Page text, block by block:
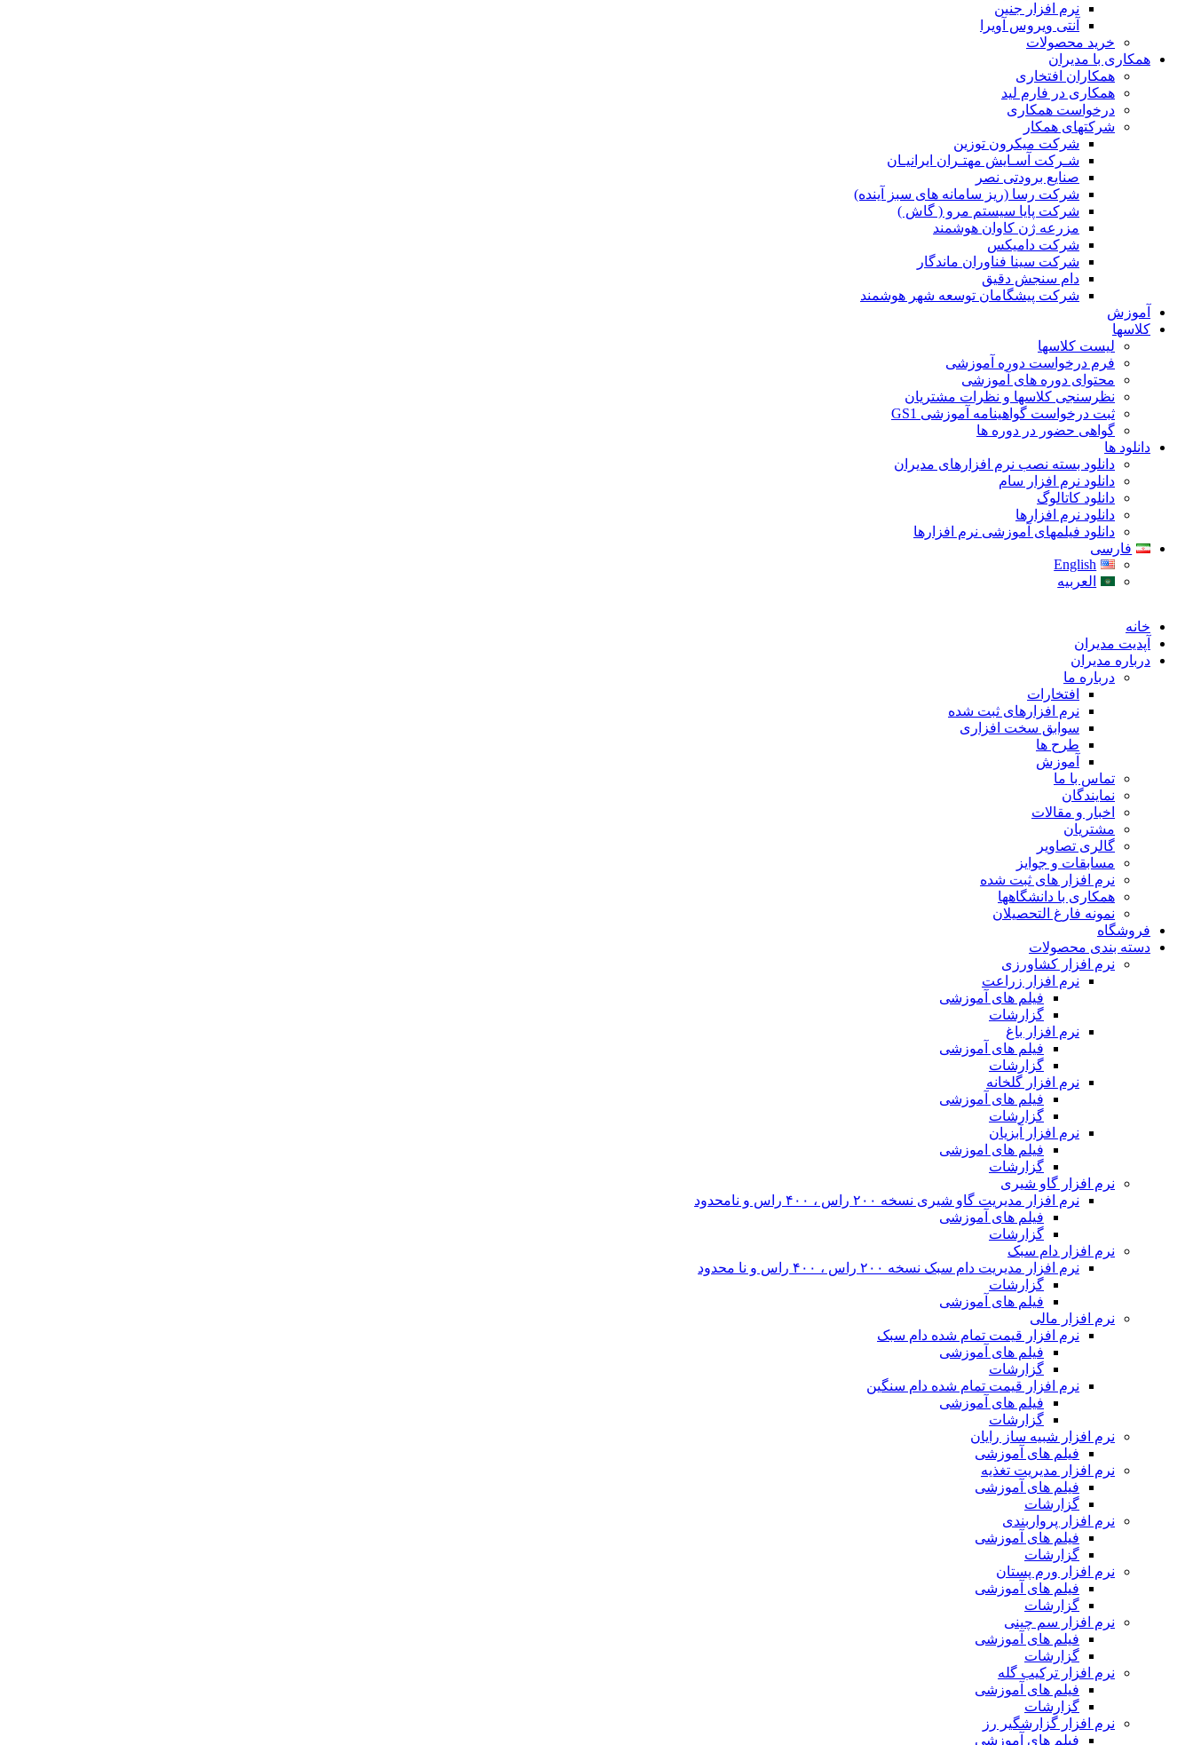
نرم افزار جنین
آنتی ویروس آویرا
خرید محصولات
همکاری با مدیران
همکاران افتخاری
همکاری در فارم لید
درخواست همکاری
شرکتهای همکار
شرکت میکرون توزین
شـرکت آسـایش مهتـران ایرانیـان
صنایع برودتی نصر
شرکت رسا (ریز سامانه های سبز آینده)
شرکت پایا سیستم مرو ( گاش )
مزرعه ژن کاوان هوشمند
شرکت دامیکس
شرکت سینا فناوران ماندگار
دام سنجش دقیق
شرکت پیشگامان توسعه شهر هوشمند
آموزش
کلاسها
لیست کلاسها
فرم درخواست دوره آموزشی
محتوای دوره های آموزشی
نظرسنجی کلاسها و نظرات مشتریان
ثبت درخواست گواهینامه آموزشی GS1
گواهی حضور در دوره ها
دانلود ها
دانلود بسته نصب نرم افزارهای مدیران
دانلود نرم افزار سام
دانلود کاتالوگ
دانلود نرم افزارها
دانلود فیلمهای آموزشی نرم افزارها
فارسی
English
العربیه
خانه
آپدیت مدیران
درباره مدیران
درباره ما
افتخارات
نرم افزارهای ثبت شده
سوابق سخت افزاری
طرح ها
آموزش
تماس با ما
نمایندگان
اخبار و مقالات
مشتریان
گالری تصاویر
مسابقات و جوایز
نرم افزار های ثبت شده
همکاری با دانشگاهها
نمونه فارغ التحصیلان
فروشگاه
دسته بندی محصولات
نرم افزار کشاورزی
نرم افزار زراعت
فیلم های آموزشی
گزارشات
نرم افزار باغ
فیلم های آموزشی
گزارشات
نرم افزار گلخانه
فیلم های آموزشی
گزارشات
نرم افزار آبزیان
فیلم های اموزشی
گزارشات
نرم افزار گاو شیری
نرم افزار مدیریت گاو شیری نسخه ۲۰۰ راس ، ۴۰۰ راس و نامحدود
فیلم های آموزشی
گزارشات
نرم افزار دام سبک
نرم افزار مدیریت دام سبک نسخه ۲۰۰ راس ، ۴۰۰ راس و نا محدود
گزارشات
فیلم های آموزشی
نرم افزار مالی
نرم افزار قیمت تمام شده دام سبک
فیلم های آموزشی
گزارشات
نرم افزار قیمت تمام شده دام سنگین
فیلم های آموزشی
گزارشات
نرم افزار شبیه ساز رایان
فیلم های آموزشی
نرم افزار مدیریت تغذیه
فیلم های آموزشی
گزارشات
نرم افزار پرواربندی
فیلم های آموزشی
گزارشات
نرم افزار ورم پستان
فیلم های آموزشی
گزارشات
نرم افزار سم چینی
فیلم های آموزشی
گزارشات
نرم افزار ترکیب گله
فیلم های آموزشی
گزارشات
نرم افزار گزارشگیر رز
فیلم های آموزشی